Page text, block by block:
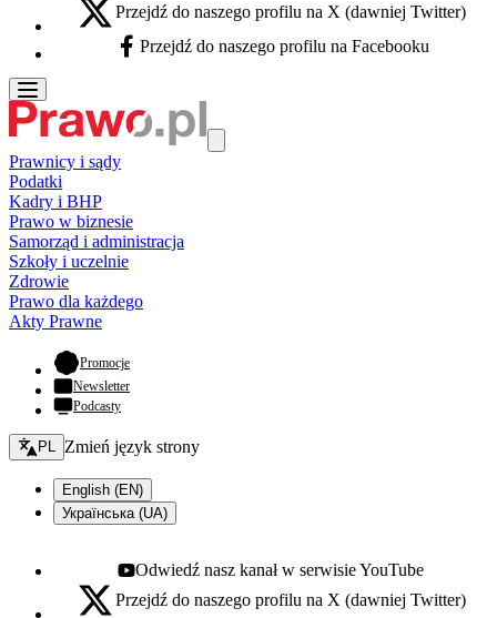
X - otwiera się w nowej karcie
Przejdź do naszego profilu na X (dawniej Twitter)
Facebook - otwiera się w nowej karcie
Przejdź do naszego profilu na Facebooku
Prawnicy i sądy
Podatki
Kadry i BHP
Prawo w biznesie
Samorząd i administracja
Szkoły i uczelnie
Zdrowie
Prawo dla każdego
Akty Prawne
Promocje- otwiera się w nowej karcie
Newsletter
Podcasty
Zmień język - bieżący:
PL Zmień język strony
English (EN)
Українська (UA)
Youtube - otwiera się w nowej karcie
Odwiedź nasz kanał w serwisie YouTube
X - otwiera się w nowej karcie
Przejdź do naszego profilu na X (dawniej Twitter)